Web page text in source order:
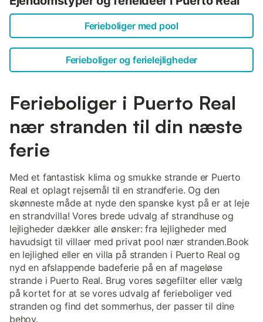
Ferieboliger med pool
Ferieboliger og ferielejligheder
Ferieboliger i Puerto Real
nær stranden til din næste
ferie
Med et fantastisk klima og smukke strande er Puerto
Real et oplagt rejsemål til en strandferie. Og den
skønneste måde at nyde den spanske kyst på er at leje
en strandvilla! Vores brede udvalg af strandhuse og
lejligheder dækker alle ønsker: fra lejligheder med
havudsigt til villaer med privat pool nær stranden.Book
en lejlighed eller en villa på stranden i Puerto Real og
nyd en afslappende badeferie på en af mageløse
strande i Puerto Real. Brug vores søgefilter eller vælg
på kortet for at se vores udvalg af ferieboliger ved
stranden og find det sommerhus, der passer til dine
behov.